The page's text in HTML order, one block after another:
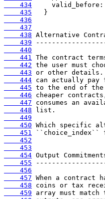
    434
    435
    436
    437
    438
    439
    440
    441
    442
    443
    444
    445
    446
    447
    448
    449
    450
    451
    452
    453
    454
    455
    456
    457
    458
    459